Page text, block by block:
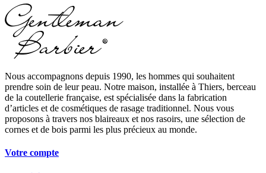
Nous accompagnons depuis 1990, les hommes qui souhaitent
prendre soin de leur peau. Notre maison, installée à Thiers, berceau
de la coutellerie française, est spécialisée dans la fabrication
d’articles et de cosmétiques de rasage traditionnel. Nous vous
proposons à travers nos blaireaux et nos rasoirs, une sélection de
cornes et de bois parmi les plus précieux au monde.
Votre compte